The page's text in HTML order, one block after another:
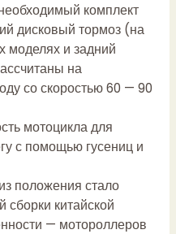
комплект
дисковый тормоз (на
моделях и задний
на
со скоростью 60 — 90
мотоцикла для
с помощью гусениц и
положения стало
сборки китайской
— мотороллеров